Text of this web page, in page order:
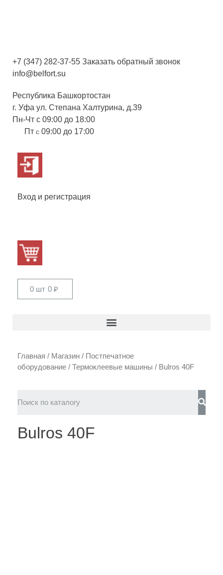
+7 (347) 282-37-55 Заказать обратный звонок
info@belfort.su
Республика Башкортостан
г. Уфа ул. Степана Халтурина, д.39
Пн-Чт с 09:00 до 18:00
Пт с 09:00 до 17:00
Вход и регистрация
0 шт 0 ₽
Главная / Магазин / Постпечатное
оборудование / Термоклеевые машины / Bulros 40F
Bulros 40F